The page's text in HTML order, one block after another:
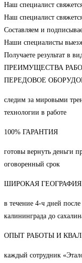
Наш специалист
Наш специалист
Составляем и
Наши специалисты
Получаете результат в
ПРЕИМУЩЕСТВА
ПЕРЕДОВОЕ
следим за мировыми
технологии в работе
100% ГАРАНТИЯ
готовы вернуть деньги
оговоренный срок
ШИРОКАЯ ГЕОГРАФИЯ
в течение 4-ч дней
калининграда до
ОПЫТ РАБОТЫ И
каждый сотрудник